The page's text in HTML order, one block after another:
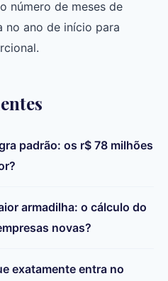
número de meses de
no ano de início para
padrão: os r$ 78 milhões
armadilha: o cálculo do
novas?
exatamente entra no